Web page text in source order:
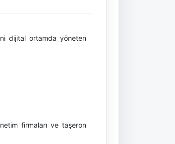
dijital ortamda yöneten
firmaları ve taşeron